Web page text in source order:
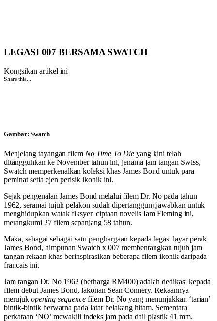
LEGASI 007 BERSAMA SWATCH
Kongsikan artikel ini
Share this...
Gambar: Swatch
Menjelang tayangan filem No Time To Die yang kini telah
ditangguhkan ke November tahun ini, jenama jam tangan Swiss,
Swatch memperkenalkan koleksi khas James Bond untuk para
peminat setia ejen perisik ikonik ini.
Sejak pengenalan James Bond melalui filem Dr. No pada tahun
1962, seramai tujuh pelakon sudah dipertanggungjawabkan untuk
menghidupkan watak fiksyen ciptaan novelis Iam Fleming ini,
merangkumi 27 filem sepanjang 58 tahun.
Maka, sebagai sebagai satu penghargaan kepada legasi layar perak
James Bond, himpunan Swatch x 007 membentangkan tujuh jam
tangan rekaan khas berinspirasikan beberapa filem ikonik daripada
francais ini.
Jam tangan Dr. No 1962 (berharga RM400) adalah dedikasi kepada
filem debut James Bond, lakonan Sean Connery. Rekaannya
merujuk opening sequence filem Dr. No yang menunjukkan ‘tarian’
bintik-bintik berwarna pada latar belakang hitam. Sementara
perkataan ‘NO’ mewakili indeks jam pada dail plastik 41 mm.